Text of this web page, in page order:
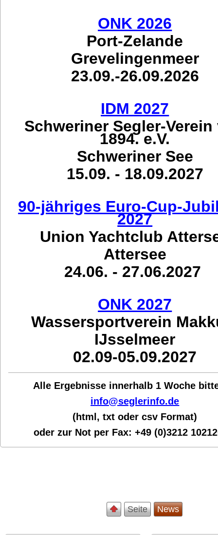
ONK 2026
Port-Zelande
Grevelingenmeer
23.09.-26.09.2026
IDM 2027
Schweriner Segler-Verein
1894. e.V.
Schweriner See
15.09. - 18.09.2027
90-jähriges Euro-Cup-
2027
Union Yachtclub
Attersee
24.06. - 27.06.2027
ONK 2027
Wassersportverein
IJsselmeer
02.09-05.09.2027
Alle Ergebnisse innerhalb 1 Woche bit
info@seglerinfo.de
(html, txt oder csv Format)
oder zur Not per Fax:+49 (0)3212
Seite News